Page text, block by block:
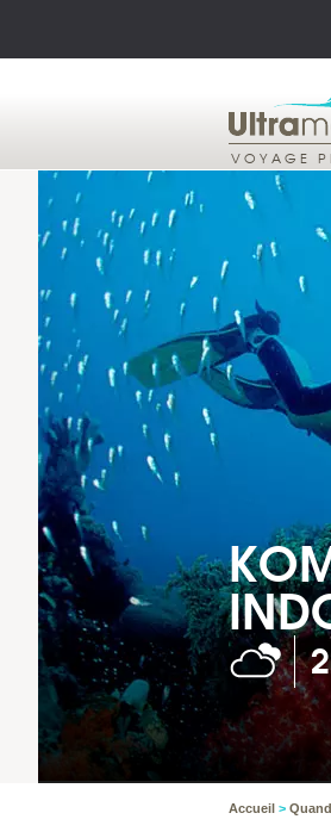
VOYAGE
Accueil >